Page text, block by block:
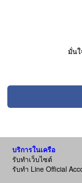
มั่น
บริการในเครือ
รับทำเว็บไซต์
รับทำ Line Official